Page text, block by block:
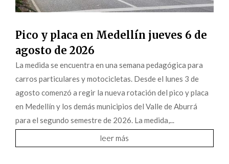
Pico y placa en Medellín jueves 6 de
agosto de 2026
La medida se encuentra en una semana pedagógica para
carros particulares y motocicletas. Desde el lunes 3 de
agosto comenzó a regir la nueva rotación del pico y placa
en Medellín y los demás municipios del Valle de Aburrá
para el segundo semestre de 2026. La medida,...
leer más